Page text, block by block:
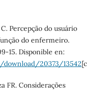
Percepção do usuário
do enfermeiro.
15. Disponible en:
20373/13542
FR. Considerações